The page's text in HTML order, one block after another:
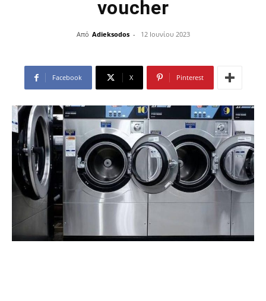
voucher
Από Adieksodos - 12 Ιουνίου 2023
Facebook X Pinterest